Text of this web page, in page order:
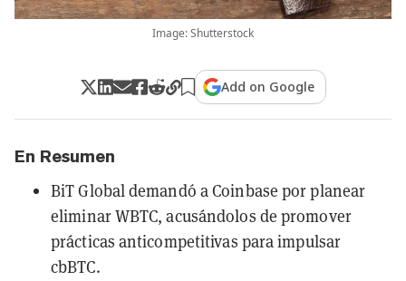
Image: Shutterstock
Add on Google
En Resumen
BiT Global demandó a Coinbase por planear
eliminar WBTC, acusándolos de promover
prácticas anticompetitivas para impulsar
cbBTC.